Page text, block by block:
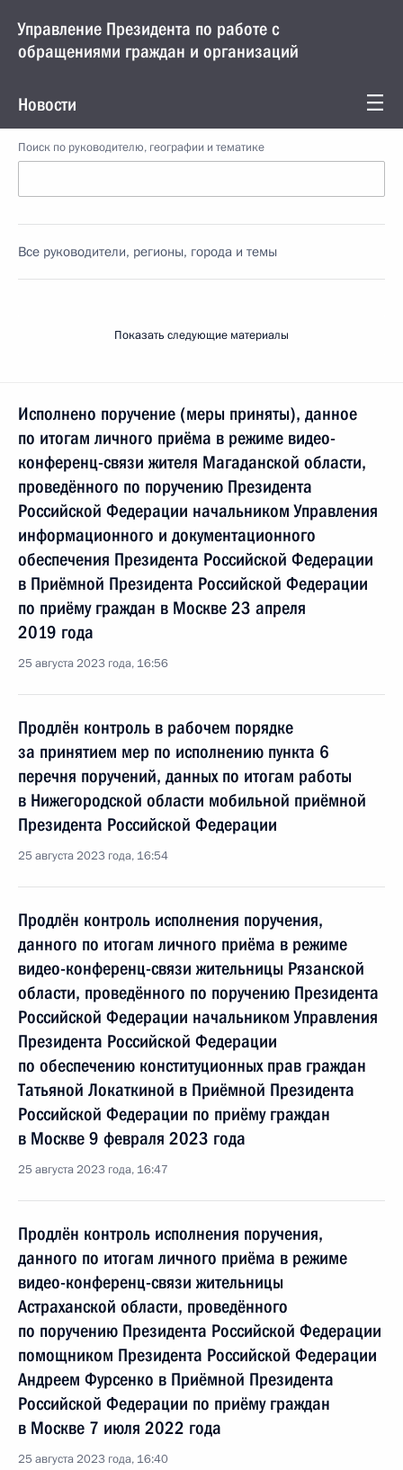
Управление Президента по работе с
обращениями граждан и организаций
Новости
Поиск по руководителю, географии и тематике
Все руководители, регионы, города и темы
Показать следующие материалы
Исполнено поручение (меры приняты), данное
по итогам личного приёма в режиме видео-
конференц-связи жителя Магаданской области,
проведённого по поручению Президента
Российской Федерации начальником Управления
информационного и документационного
обеспечения Президента Российской Федерации
в Приёмной Президента Российской Федерации
по приёму граждан в Москве 23 апреля
2019 года
25 августа 2023 года, 16:56
Продлён контроль в рабочем порядке
за принятием мер по исполнению пункта 6
перечня поручений, данных по итогам работы
в Нижегородской области мобильной приёмной
Президента Российской Федерации
25 августа 2023 года, 16:54
Продлён контроль исполнения поручения,
данного по итогам личного приёма в режиме
видео-конференц-связи жительницы Рязанской
области, проведённого по поручению Президента
Российской Федерации начальником Управления
Президента Российской Федерации
по обеспечению конституционных прав граждан
Татьяной Локаткиной в Приёмной Президента
Российской Федерации по приёму граждан
в Москве 9 февраля 2023 года
25 августа 2023 года, 16:47
Продлён контроль исполнения поручения,
данного по итогам личного приёма в режиме
видео-конференц-связи жительницы
Астраханской области, проведённого
по поручению Президента Российской Федерации
помощником Президента Российской Федерации
Андреем Фурсенко в Приёмной Президента
Российской Федерации по приёму граждан
в Москве 7 июля 2022 года
25 августа 2023 года, 16:40